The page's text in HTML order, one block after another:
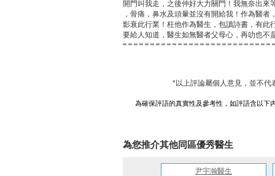
開門叫我走，之後仲好大力關門！我無奈出
，骨痛，鼻水及頭暈並沒有開給我！作為醫
影衰此行業！枉他作為醫生，包讀詩書，有此
要給人知道，醫生如無醫者父母心，再叻也不
*以上評論屬個人意見，並不代
為確保評語的真實性及參考性，如評語含以下
為您推介其他同區優秀醫生
尹宇瀚醫生